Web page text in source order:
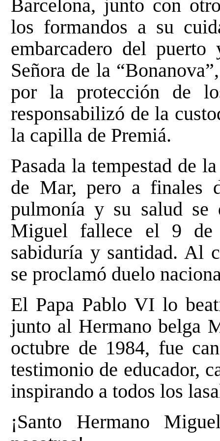
Barcelona, junto con
los formandos a su
embarcadero del
Señora de la
por la protección de
responsabilizó de la
la capilla de Premiá.
Pasada la tempestad de
de Mar, pero a finales
pulmonía y su salud se
Miguel fallece el 9
sabiduría y santidad. Al
se proclamó duelo
El Papa Pablo VI lo
junto al Hermano belga
octubre de 1984, fue
testimonio de educador,
inspirando a todos los
¡Santo Hermano